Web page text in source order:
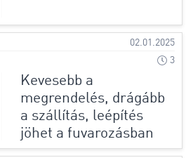
02.01.2025
3
Kevesebb a
megrendelés, drágább
a szállítás, leépítés
jöhet a fuvarozásban